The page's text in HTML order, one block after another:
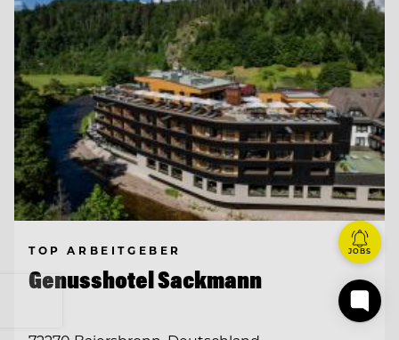
TOP ARBEITGEBER
Genusshotel Sackmann
JOBS